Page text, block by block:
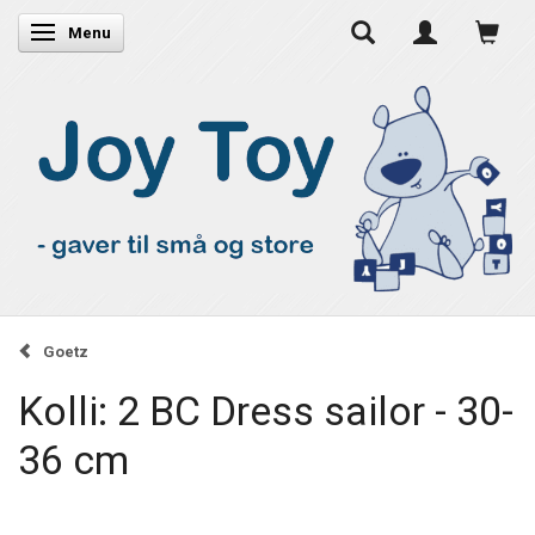
Skifte navigation
Menu
Goetz
Kolli: 2 BC Dress sailor - 30-
36 cm